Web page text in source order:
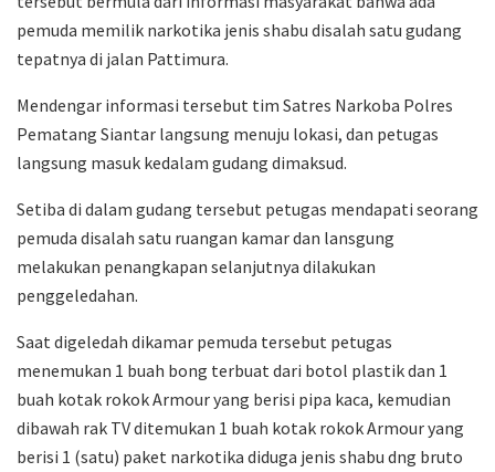
pemuda memilik narkotika jenis shabu disalah satu gudang
tepatnya di jalan Pattimura.
Mendengar informasi tersebut tim Satres Narkoba Polres
Pematang Siantar langsung menuju lokasi, dan petugas
langsung masuk kedalam gudang dimaksud.
Setiba di dalam gudang tersebut petugas mendapati seorang
pemuda disalah satu ruangan kamar dan lansgung
melakukan penangkapan selanjutnya dilakukan
penggeledahan.
Saat digeledah dikamar pemuda tersebut petugas
menemukan 1 buah bong terbuat dari botol plastik dan 1
buah kotak rokok Armour yang berisi pipa kaca, kemudian
dibawah rak TV ditemukan 1 buah kotak rokok Armour yang
berisi 1 (satu) paket narkotika diduga jenis shabu dng bruto